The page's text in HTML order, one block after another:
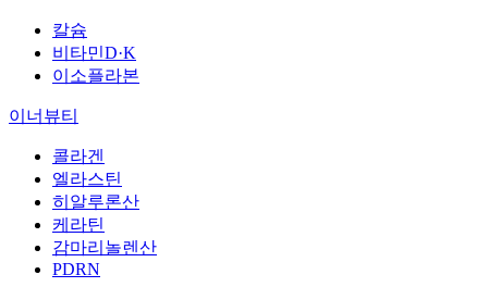
칼슘
비타민D·K
이소플라본
이너뷰티
콜라겐
엘라스틴
히알루론산
케라틴
감마리놀렌산
PDRN